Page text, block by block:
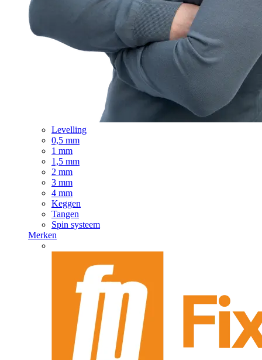
Levelling
0,5 mm
1 mm
1,5 mm
2 mm
3 mm
4 mm
Keggen
Tangen
Spin systeem
Merken